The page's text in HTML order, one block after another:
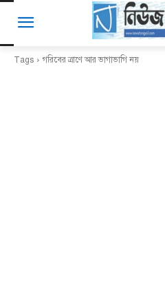
Tags গরিবের ত্রাণে আর ভাগাভাগি নয়